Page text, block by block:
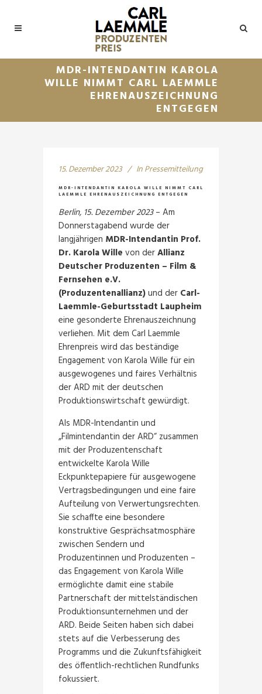
MDR-INTENDANTIN KAROLA
WILLE NIMMT CARL LAEMMLE
EHRENAUSZEICHNUNG
ENTGEGEN
15. Dezember 2023 InPressemitteilung
MDR-INTENDANTIN KAROLA WILLE NIMMT CARL
LAEMMLE EHRENAUSZEICHNUNG ENTGEGEN
Berlin, 15. Dezember 2023– Am
Donnerstagabend wurde der
langjährigen MDR-Intendantin Prof.
Dr. Karola Wille von derAllianz
Deutscher Produzenten – Film &
Fernsehen e.V.
(Produzentenallianz)und der Carl-
Laemmle-Geburtsstadt Laupheim
eine gesonderte Ehrenauszeichnung
verliehen. Mit dem Carl Laemmle
Ehrenpreis wird das beständige
Engagement von Karola Wille für ein
ausgewogenes und faires Verhältnis
der ARD mit der deutschen
Produktionswirtschaft gewürdigt.
Als MDR-Intendantin und
„Filmintendantin der ARD“ zusammen
mit der Produzentenschaft
entwickelte Karola Wille
Eckpunktepapiere für ausgewogene
Vertragsbedingungen und eine faire
Aufteilung von Verwertungsrechten.
Sie schaffte eine besondere
konstruktive Gesprächsatmosphäre
zwischen Sendern und
Produzentinnen und Produzenten –
das Engagement von Karola Wille
ermöglichte damit eine stabile
Partnerschaft der mittelständischen
Produktionsunternehmen und der
ARD. Beide Seiten haben sich dabei
stets auf die Verbesserung des
Programms und die Zukunftsfähigkeit
des öffentlich-rechtlichen Rundfunks
fokussiert.